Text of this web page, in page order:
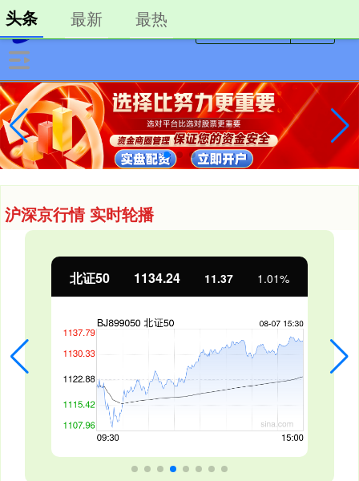
沪深京行情 实时轮播
北证50 1134.24 11.37 1.01%
头条 最新 最热